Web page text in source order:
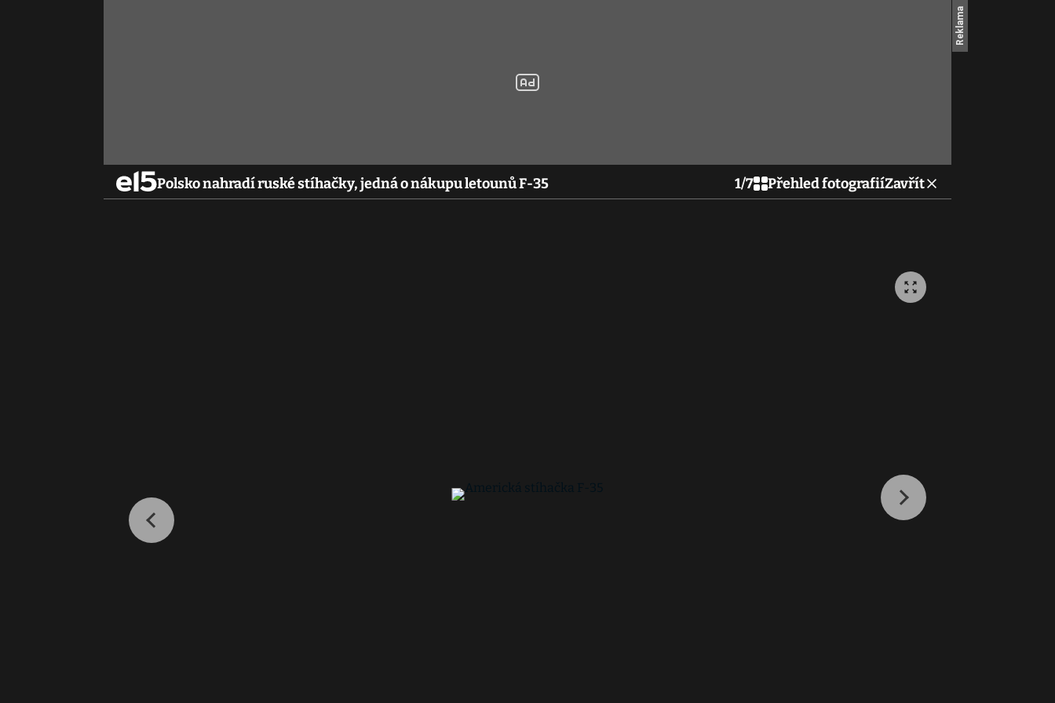
Polsko nahradí ruské stíhačky, jedná o nákupu letounů F-35 1/7 Přehled fotografiíZavřít